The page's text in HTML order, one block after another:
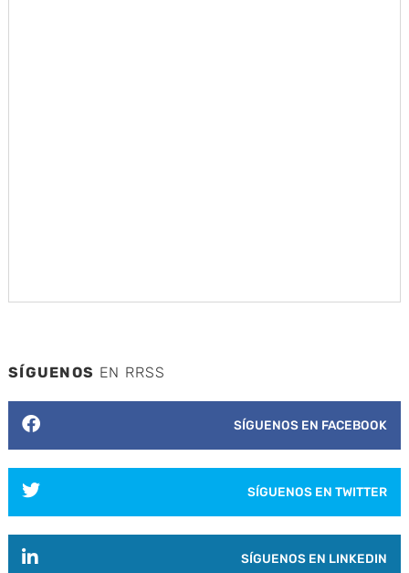
SÍGUENOS EN RRSS
SÍGUENOS EN FACEBOOK
SÍGUENOS EN TWITTER
SÍGUENOS EN LINKEDIN